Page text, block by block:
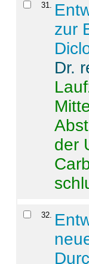
31.
zur
Dr.
der
32.